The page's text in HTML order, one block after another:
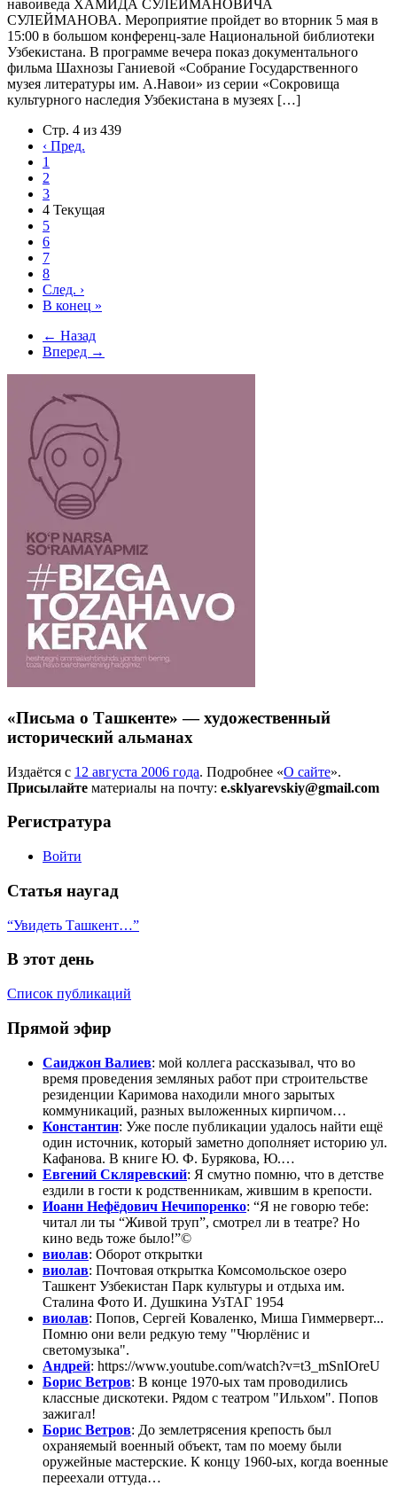
навоиведа ХАМИДА СУЛЕЙМАНОВИЧА
СУЛЕЙМАНОВА. Мероприятие пройдет во вторник 5 мая в
15:00 в большом конференц-зале Национальной библиотеки
Узбекистана. В программе вечера показ документального
фильма Шахнозы Ганиевой «Собрание Государственного
музея литературы им. А.Навои» из серии «Сокровища
культурного наследия Узбекистана в музеях […]
Стр. 4 из 439
‹ Пред.
1
2
3
4 Текущая
5
6
7
8
След. ›
В конец »
← Назад
Вперед →
«Письма о Ташкенте» — художественный
исторический альманах
Издаётся с 12 августа 2006 года. Подробнее «О сайте».
Присылайте материалы на почту: e.sklyarevskiy@gmail.com
Регистратура
Войти
Статья наугад
“Увидеть Ташкент…”
В этот день
Список публикаций
Прямой эфир
Саиджон Валиев: мой коллега рассказывал, что во
время проведения земляных работ при строительстве
резиденции Каримова находили много зарытых
коммуникаций, разных выложенных кирпичом…
Константин: Уже после публикации удалось найти ещё
один источник, который заметно дополняет историю ул.
Кафанова. В книге Ю. Ф. Бурякова, Ю.…
Евгений Скляревский: Я смутно помню, что в детстве
ездили в гости к родственникам, жившим в крепости.
Иоанн Нефёдович Нечипоренко: “Я не говорю тебе:
читал ли ты “Живой труп”, смотрел ли в театре? Но
кино ведь тоже было!”©
виолав: Оборот открытки
виолав: Почтовая открытка Комсомольское озеро
Ташкент Узбекистан Парк культуры и отдыха им.
Сталина Фото И. Душкина УзТАГ 1954
виолав: Попов, Сергей Коваленко, Миша Гиммерверт...
Помню они вели редкую тему "Чюрлёнис и
светомузыка".
Андрей: https://www.youtube.com/watch?v=t3_mSnIOreU
Борис Ветров: В конце 1970-ых там проводились
классные дискотеки. Рядом с театром "Ильхом". Попов
зажигал!
Борис Ветров: До землетрясения крепость был
охраняемый военный объект, там по моему были
оружейные мастерские. К концу 1960-ых, когда военные
переехали оттуда…